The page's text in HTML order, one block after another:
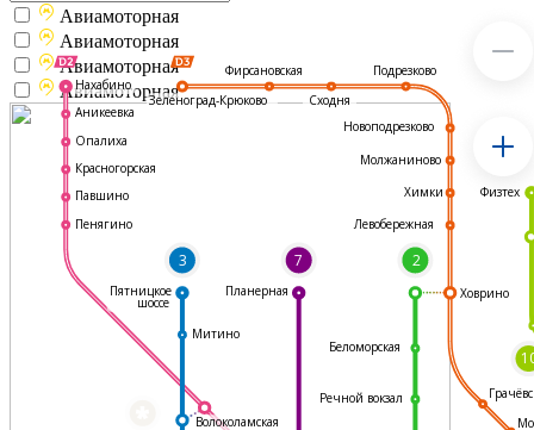
3 7 2
Фирсановская
Сходня
Подрезково
Новоподрезково
Молжаниново
Химки
Левобережная
Ховрино
Волоколамская
Митино
Нахабино
Аникеевка
Опалиха
Красногорская
Павшино
Пенягино
Пятницкое
шоссе
Планерная
Физтех
Речной вокзал
Беломорская
Зеленоград-Крюково
Авиамоторная
Авиамоторная
Авиамоторная
Авиамоторная